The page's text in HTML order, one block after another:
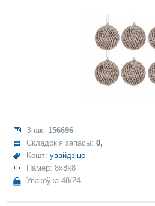
Знак: 156696
Складскія запасы:0,
Кошт:увайдзіце
Памер: 8x8x8
Упакоўка 48/24